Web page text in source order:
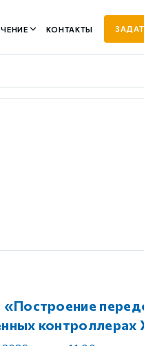
КОНТАКТЫ
«Построение
контроллерах